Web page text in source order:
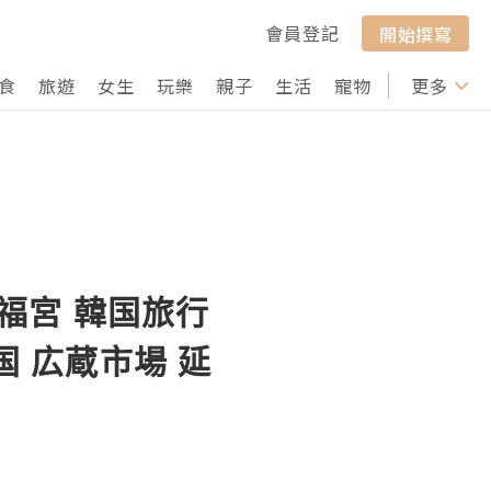
會員登記
開始撰寫
旅遊 女生 玩樂 親子 生活 寵物 行山 打卡
更多
宮 韓国旅行
広蔵市場 延